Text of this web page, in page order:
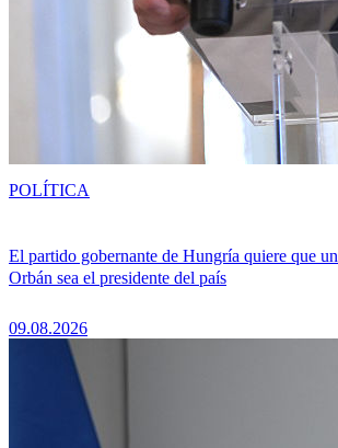
El partido gobernante de Hungría quiere que
Orbán sea el presidente del país
09.08.2026
POLÍTICA